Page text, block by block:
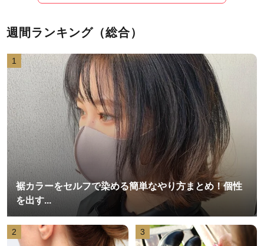
週間ランキング（総合）
1
裾カラーをセルフで染める簡単なやり方まとめ！個性
を出す...
2 3